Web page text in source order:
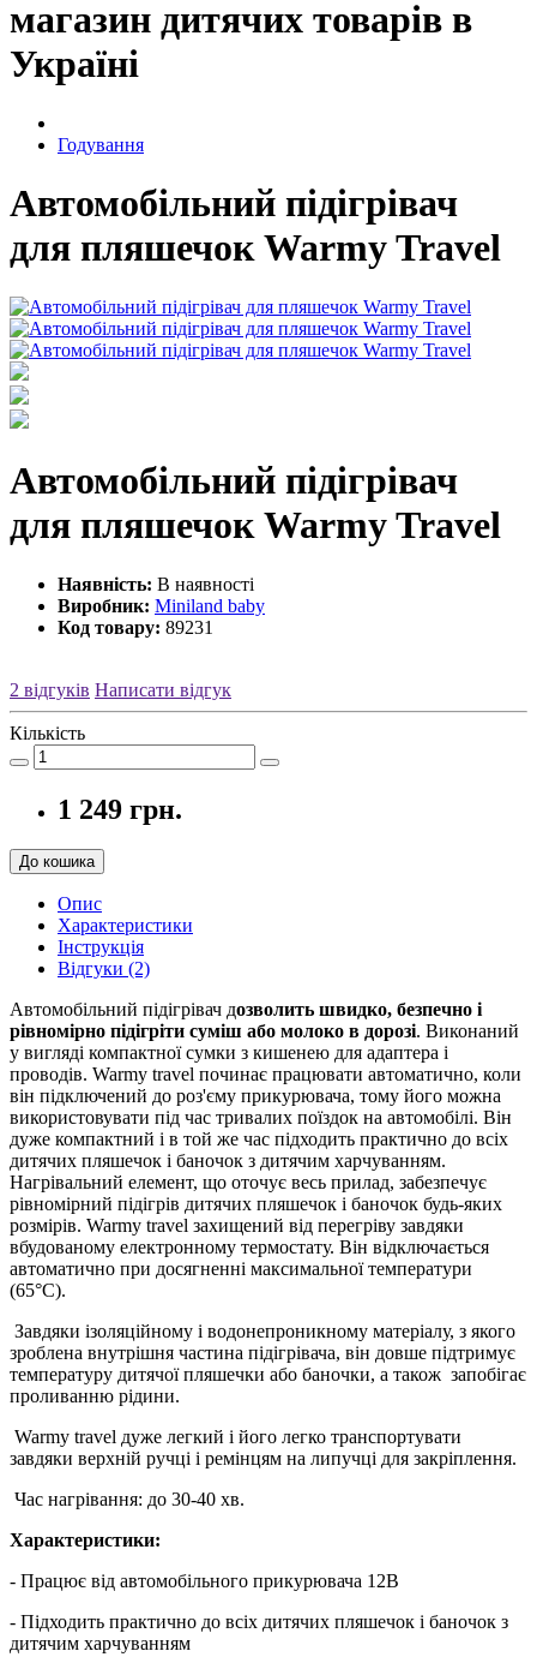
магазин дитячих товарів в
Україні
Годування
Автомобільний підігрівач
для пляшечок Warmy Travel
Автомобільний підігрівач
для пляшечок Warmy Travel
Наявність: В наявності
Виробник: Miniland baby
Код товару: 89231
2 відгуків Написати відгук
Кількість
1 249 грн.
До кошика
Опис
Характеристики
Інструкція
Відгуки (2)
Автомобільний підігрівач дозволить швидко, безпечно і
рівномірно підігріти суміш або молоко в дорозі. Виконаний
у вигляді компактної сумки з кишенею для адаптера і
проводів. Warmy travel починає працювати автоматично, коли
він підключений до роз'єму прикурювача, тому його можна
використовувати під час тривалих поїздок на автомобілі. Він
дуже компактний і в той же час підходить практично до всіх
дитячих пляшечок і баночок з дитячим харчуванням.
Нагрівальний елемент, що оточує весь прилад, забезпечує
рівномірний підігрів дитячих пляшечок і баночок будь-яких
розмірів. Warmy travel захищений від перегріву завдяки
вбудованому електронному термостату. Він відключається
автоматично при досягненні максимальної температури
(65°С).
Завдяки ізоляційному і водонепроникному матеріалу, з якого
зроблена внутрішня частина підігрівача, він довше підтримує
температуру дитячої пляшечки або баночки, а також запобігає
проливанню рідини.
Warmy travel дуже легкий і його легко транспортувати
завдяки верхній ручці і ремінцям на липучці для закріплення.
Час нагрівання: до 30-40 хв.
Характеристики:
- Працює від автомобільного прикурювача 12В
- Підходить практично до всіх дитячих пляшечок і баночок з
дитячим харчуванням